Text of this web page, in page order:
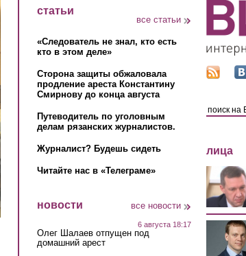
статьи
все статьи
«Следователь не знал, кто есть
кто в этом деле»
Сторона защиты обжаловала
продление ареста Константину
Смирнову до конца августа
Путеводитель по уголовным
делам рязанских журналистов.
Журналист? Будешь сидеть
Читайте нас в «Телеграме»
новости все новости
6 августа 18:17
Олег Шалаев отпущен под
домашний арест
лица